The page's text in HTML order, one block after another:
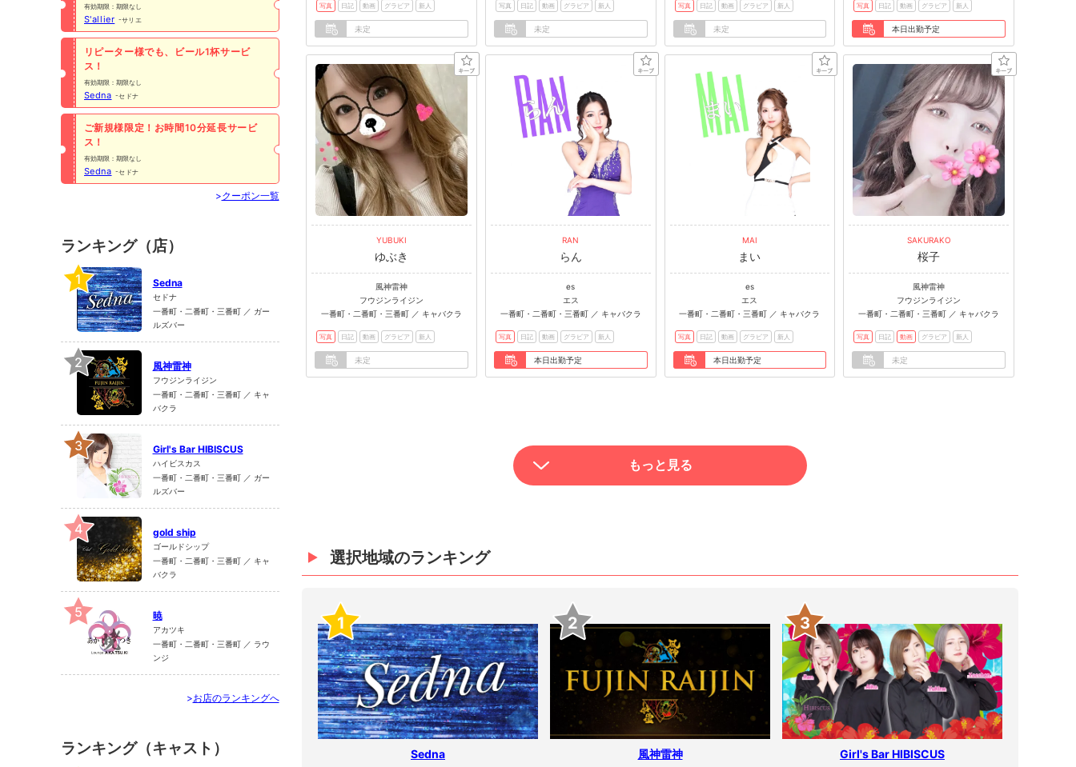
写真 日記 動画 グラビア 新人
未定
写真 日記 動画 グラビア 新人
未定
写真 日記 動画 グラビア 新人
未定
写真 日記 動画 グラビア 新人
本日出勤予定
YUBUKI
ゆぶき
風神雷神
フウジンライジン
一番町・二番町・三番町 ／ キャバクラ
写真 日記 動画 グラビア 新人
未定
RAN
らん
es
エス
一番町・二番町・三番町 ／ キャバクラ
写真 日記 動画 グラビア 新人
本日出勤予定
MAI
まい
es
エス
一番町・二番町・三番町 ／ キャバクラ
写真 日記 動画 グラビア 新人
本日出勤予定
SAKURAKO
桜子
風神雷神
フウジンライジン
一番町・二番町・三番町 ／ キャバクラ
写真 日記 動画 グラビア 新人
未定
もっと見る
選択地域のランキング
1
Sedna
2
風神雷神
3
Girl's Bar HIBISCUS
有効期限：期限なし
S'allier サリエ
リピーター様でも、ビール1杯サービ
ス！
有効期限：期限なし
Sedna セドナ
ご新規様限定！お時間10分延長サービ
ス！
有効期限：期限なし
Sedna セドナ
>クーポン一覧
ランキング（店）
1 Sedna
セドナ
一番町・二番町・三番町 ／ ガー
ルズバー
2 風神雷神
フウジンライジン
一番町・二番町・三番町 ／ キャ
バクラ
3 Girl's Bar HIBISCUS
ハイビスカス
一番町・二番町・三番町 ／ ガー
ルズバー
4 gold ship
ゴールドシップ
一番町・二番町・三番町 ／ キャ
バクラ
5 暁
アカツキ
一番町・二番町・三番町 ／ ラウ
ンジ
>お店のランキングへ
ランキング（キャスト）